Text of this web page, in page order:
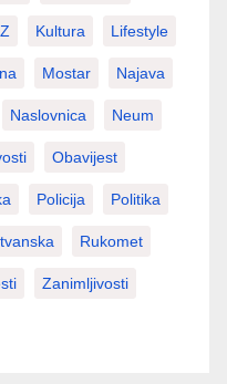
Kultura Lifestyle
Mostar Najava
Naslovnica Neum
Obavijest
Policija Politika
Rukomet
Zanimljivosti